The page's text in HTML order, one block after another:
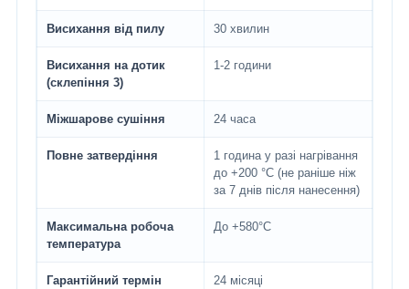
Висихання від пилу 30 хвилин
Висихання на дотик
(склепіння 3)
1-2 години
Міжшарове сушіння 24 часа
Повне затвердіння
1 година у разі нагрівання
до +200 °C (не раніше ніж
за 7 днів після нанесення)
Максимальна робоча
температура
До +580°C
Гарантійний термін
24 місяці